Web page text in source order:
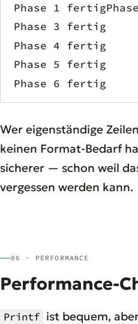
Phase 1
Phase 3 fertig
Phase 4 fertig
Phase 5 fertig
Phase 6 fertig
Wer eigenständige
keinen Format-Bedarf
sicherer — schon weil
vergessen werden kann.
06 · PERFORMANCE
Performance-
Printf ist bequem,